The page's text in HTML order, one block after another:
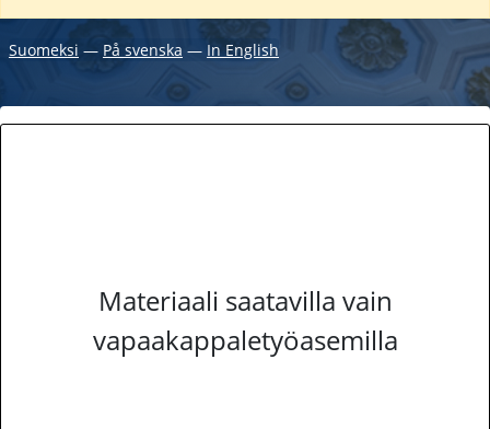
Suomeksi ― På svenska ― In English
Materiaali saatavilla vain
vapaakappaletyöasemilla